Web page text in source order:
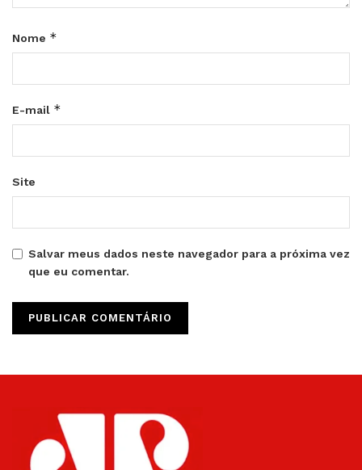
Nome *
E-mail *
Site
Salvar meus dados neste navegador para a próxima vez
que eu comentar.